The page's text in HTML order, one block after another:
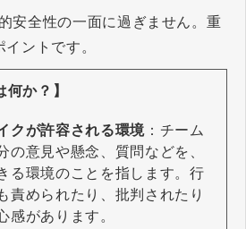
安全性の一面に過ぎません。重
ントです。
何か？】
クが許容される環境：チーム
の意見や懸念、質問などを、
る環境のことを指します。行
責められたり、批判されたり
感があります。